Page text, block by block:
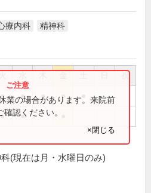
療内科 精神科
祝
● ● ● ●
● ●
業の場合があります。来院前
認ください。
×閉じる
(現在は月・水曜日のみ)